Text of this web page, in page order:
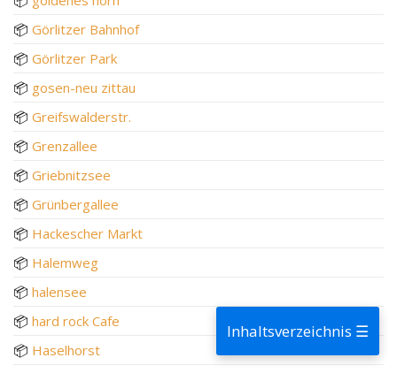
📦 Görlitzer Bahnhof
📦 Görlitzer Park
📦 gosen-neu zittau
📦 Greifswalderstr.
📦 Grenzallee
📦 Griebnitzsee
📦 Grünbergallee
📦 Hackescher Markt
📦 Halemweg
📦 halensee
📦 hard rock Cafe
📦 Haselhorst
Inhaltsverzeichnis ☰